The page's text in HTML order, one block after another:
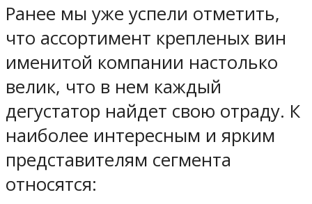
Ранее мы уже успели отметить,
что ассортимент крепленых вин
именитой компании настолько
велик, что в нем каждый
дегустатор найдет свою отраду. К
наиболее интересным и ярким
представителям сегмента
относятся: